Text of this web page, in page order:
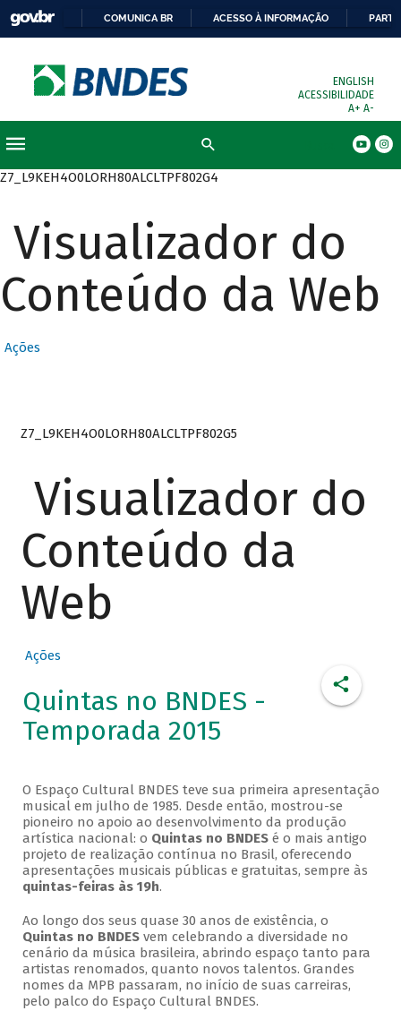
COMUNICA BR ACESSO À INFORMAÇÃO
ENGLISH
ACESSIBILIDADE
A+ A-
Z7_L9KEH4O0LORH80ALCLTPF802G4
Visualizador do
Conteúdo da Web
Ações
Z7_L9KEH4O0LORH80ALCLTPF802G5
Visualizador do
Conteúdo da
Web
Ações
Quintas no BNDES -
Temporada 2015
O Espaço Cultural BNDES teve sua primeira apresentação
musical em julho de 1985. Desde então, mostrou-se
pioneiro no apoio ao desenvolvimento da produção
artística nacional: o Quintas no BNDESé o mais antigo
projeto de realização contínua no Brasil, oferecendo
apresentações musicais públicas e gratuitas, sempre às
quintas-feiras às 19h.
Ao longo dos seus quase 30 anos de existência, o
Quintas no BNDESvem celebrando a diversidade no
cenário da música brasileira, abrindo espaço tanto para
artistas renomados, quanto novos talentos. Grandes
nomes da MPB passaram, no início de suas carreiras,
pelo palco do Espaço Cultural BNDES.